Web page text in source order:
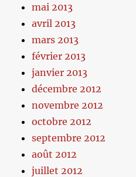
mai 2013
avril 2013
mars 2013
février 2013
janvier 2013
décembre 2012
novembre 2012
octobre 2012
septembre 2012
août 2012
juillet 2012